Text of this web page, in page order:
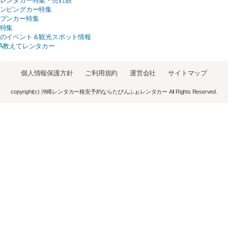
ピングカー特集
ンカー特集
集
イベント＆観光スポット情報
教えてレンタカー
個人情報保護方針 ご利用規約 運営会社 サイトマップ
copyright(c) 沖縄レンタカー格安予約ならたびんふぉレンタカー All Rights Reserved.